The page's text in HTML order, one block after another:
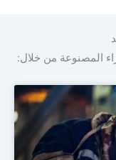
المصنوعة من خلال: